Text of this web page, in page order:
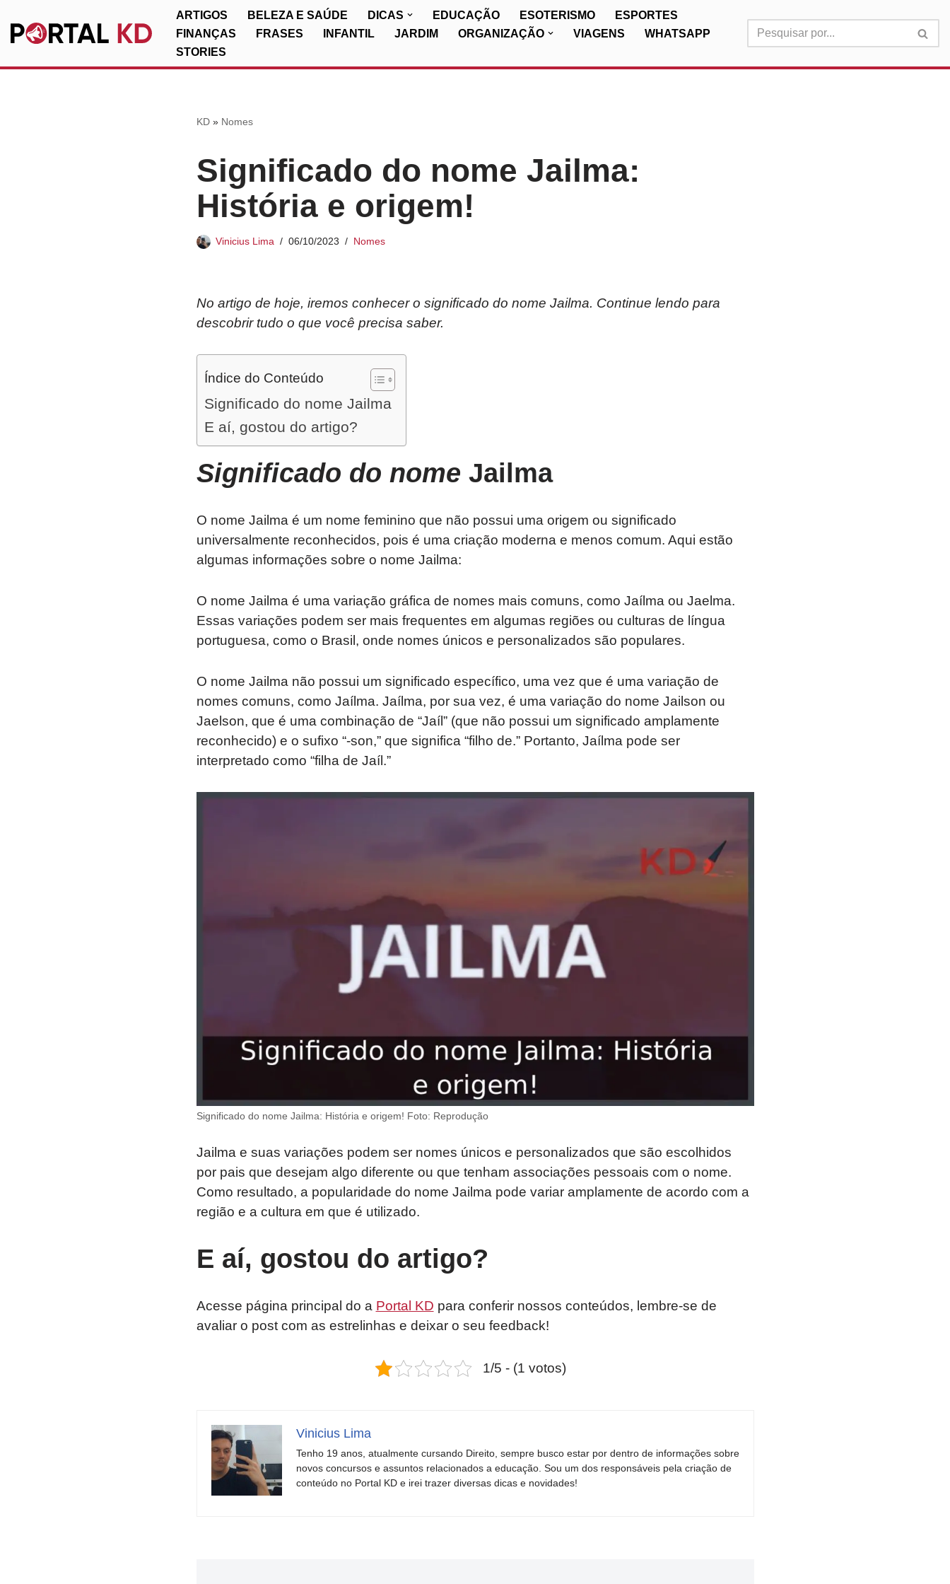
Pular
ARTIGOS BELEZA E SAÚDE DICAS EDUCAÇÃO ESOTERISMO
ESPORTES
FINANÇAS
FRASES INFANTIL JARDIM ORGANIZAÇÃO VIAGENS
WHATSAPP
STORIES
KD» Nomes
Significado do nome Jailma:
História e origem!
Vinicius Lima 06/10/2023 Nomes
No artigo de hoje, iremos conhecer o significado do nome Jailma. Continue lendo para
descobrir tudo o que você precisa saber.
Índice do Conteúdo
Significado do nome Jailma
E aí, gostou do artigo?
Significado do nome Jailma
O nome Jailma é um nome feminino que não possui uma origem ou significado
universalmente reconhecidos, pois é uma criação moderna e menos comum. Aqui estão
algumas informações sobre o nome Jailma:
O nome Jailma é uma variação gráfica de nomes mais comuns, como Jaílma ou Jaelma.
Essas variações podem ser mais frequentes em algumas regiões ou culturas de língua
portuguesa, como o Brasil, onde nomes únicos e personalizados são populares.
O nome Jailma não possui um significado específico, uma vez que é uma variação de
nomes comuns, como Jaílma. Jaílma, por sua vez, é uma variação do nome Jailson ou
Jaelson, que é uma combinação de “Jaíl” (que não possui um significado amplamente
reconhecido) e o sufixo “-son,” que significa “filho de.” Portanto, Jaílma pode ser
interpretado como “filha de Jaíl.”
Significado do nome Jailma: História e origem! Foto: Reprodução
Jailma e suas variações podem ser nomes únicos e personalizados que são escolhidos
por pais que desejam algo diferente ou que tenham associações pessoais com o nome.
Como resultado, a popularidade do nome Jailma pode variar amplamente de acordo com a
região e a cultura em que é utilizado.
E aí, gostou do artigo?
Acesse página principal do a Portal KD para conferir nossos conteúdos, lembre-se de
avaliar o post com as estrelinhas e deixar o seu feedback!
1/5 - (1 votos)
Vinicius Lima
Tenho 19 anos, atualmente cursando Direito, sempre busco estar por dentro de informações sobre
novos concursos e assuntos relacionados a educação. Sou um dos responsáveis pela criação de
conteúdo no Portal KD e irei trazer diversas dicas e novidades!